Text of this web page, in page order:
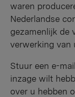
waren
Nederlandse
gezamenlijk de
verwerking van
Stuur een e-
inzage wilt
over u hebben